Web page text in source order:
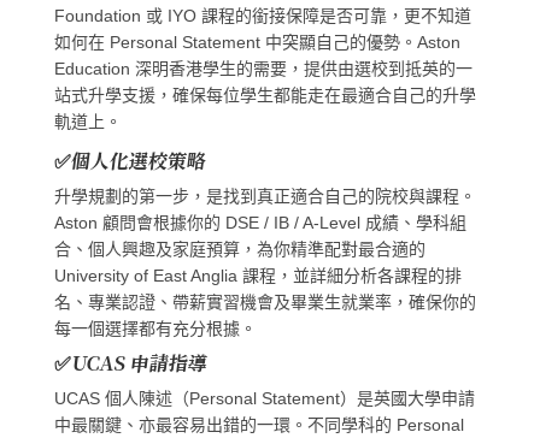
Foundation 或 IYO 課程的銜接保障是否可靠，更不知道
如何在 Personal Statement 中突顯自己的優勢。Aston
Education 深明香港學生的需要，提供由選校到抵英的一
站式升學支援，確保每位學生都能走在最適合自己的升學
軌道上。
✅個人化選校策略
升學規劃的第一步，是找到真正適合自己的院校與課程。
Aston 顧問會根據你的 DSE / IB / A-Level 成績、學科組
合、個人興趣及家庭預算，為你精準配對最合適的
University of East Anglia 課程，並詳細分析各課程的排
名、專業認證、帶薪實習機會及畢業生就業率，確保你的
每一個選擇都有充分根據。
✅UCAS 申請指導
UCAS 個人陳述（Personal Statement）是英國大學申請
中最關鍵、亦最容易出錯的一環。不同學科的 Personal